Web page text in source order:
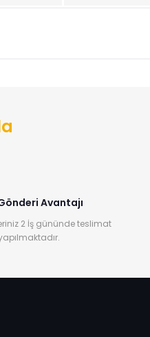
Gönderi Avantajı
2 İş gününde teslimat